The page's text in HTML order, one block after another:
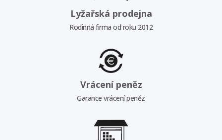
Lyžařská prodejna
Rodinná firma od roku 2012
Vrácení peněz
Garance vrácení peněz